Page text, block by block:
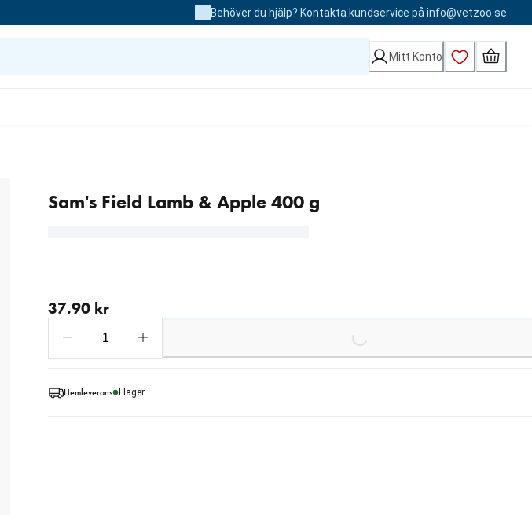
Behöver du hjälp? Kontakta kundservice på info@vetzoo.se
Mitt Konto
Sam's Field Lamb & Apple 400 g
37.90 kr
Loading...
Hemleverans I lager